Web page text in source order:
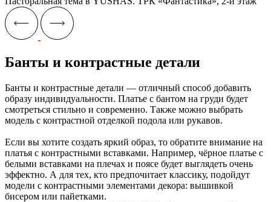
Банты и контрастные детали
Банты и контрастные детали — отличный способ добавить
образу индивидуальности. Платье с бантом на груди будет
смотреться стильно и современно. Также можно выбрать
модель с контрастной отделкой подола или рукавов.
Если вы хотите создать яркий образ, то обратите внимание на
платья с контрастными вставками. Например, чёрное платье с
белыми вставками на плечах и поясе будет выглядеть очень
эффектно. А для тех, кто предпочитает классику, подойдут
модели с контрастными элементами декора: вышивкой
бисером или пайетками.